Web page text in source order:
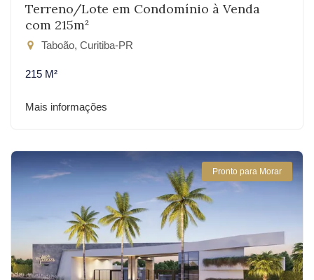
Terreno/Lote em Condomínio à Venda
com 215m²
Taboão, Curitiba-PR
215 M²
Mais informações
Pronto para Morar